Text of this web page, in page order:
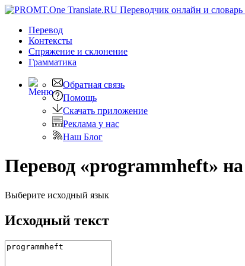
Перевод
Контексты
Спряжение и склонение
Грамматика
Обратная связь
Помощь
Скачать приложение
Реклама у нас
Наш Блог
Перевод «programmheft»
Выберите исходный язык
Исходный текст